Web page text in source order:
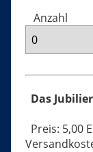
Anzahl
Das
Preis: 5,00